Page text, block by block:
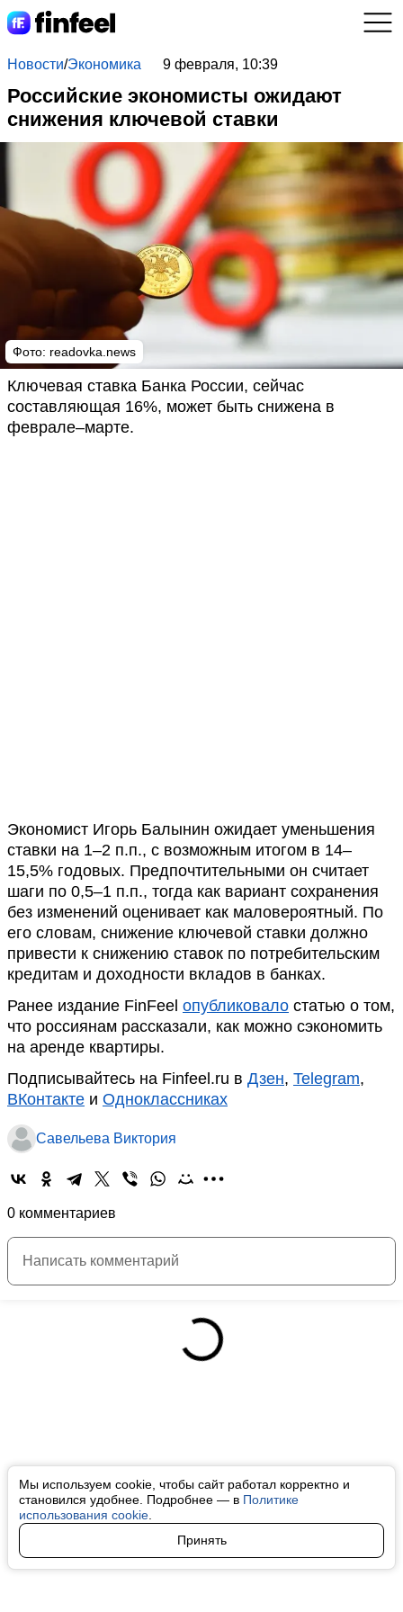
Мы используем cookie, чтобы сайт работал корректно и
становился удобнее. Подробнее — в Политике
использования cookie
Принять
Новости/Экономика 9 февраля, 10:39
Российские экономисты ожидают
снижения ключевой ставки
Фото: readovka.news
Ключевая ставка Банка России, сейчас
составляющая 16%, может быть снижена в
феврале–марте.
Экономист Игорь Балынин ожидает уменьшения
ставки на 1–2 п.п., с возможным итогом в 14–
15,5% годовых. Предпочтительными он считает
шаги по 0,5–1 п.п., тогда как вариант сохранения
без изменений оценивает как маловероятный. По
его словам, снижение ключевой ставки должно
привести к снижению ставок по потребительским
кредитам и доходности вкладов в банках.
Ранее издание FinFeel опубликовало статью о том,
что россиянам рассказали, как можно сэкономить
на аренде квартиры.
Подписывайтесь на Finfeel.ru в Дзен, Telegram,
ВКонтакте и Одноклассниках
Савельева Виктория
0 комментариев